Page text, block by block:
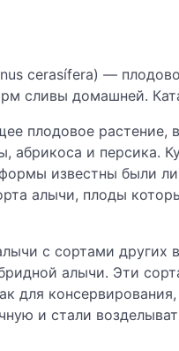
cerasífera) —
сливы домашней.
плодовое растение,
абрикоса и
известны были
алычи, плоды
с сортами других
алычи. Эти
для
и стали